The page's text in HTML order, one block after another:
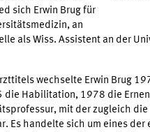
sich Erwin Brug für
an
als Wiss. Assistent an der
wechselte Erwin Brug
die Habilitation, 1978 die
mit der zugleich
Es handelte sich um eines